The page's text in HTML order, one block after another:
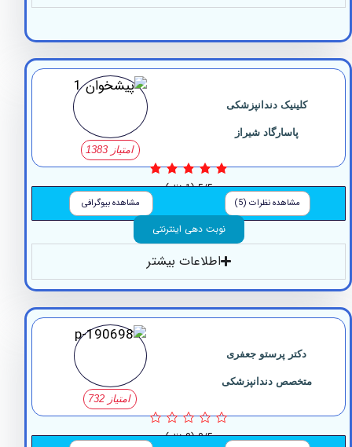
کلینیک دندانپزشکی
پاسارگاد شیراز
5/5 (1 نظر)
مشاهده نظرات (5) مشاهده بیوگرافی
نوبت دهی اینترنتی
اطلاعات بیشتر
دکتر پرستو جعفری
متخصص دندانپزشکی
0/5 (0 نظر)